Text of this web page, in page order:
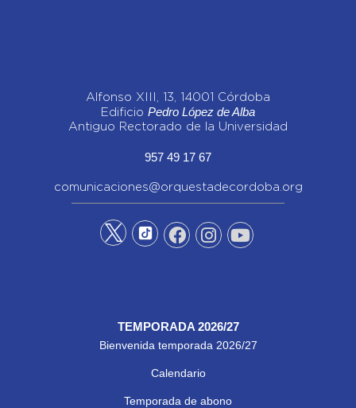
Alfonso XIII, 13, 14001 Córdoba
Edificio Pedro López de Alba
Antiguo Rectorado de la Universidad
957 49 17 67
comunicaciones@orquestadecordoba.org
TEMPORADA 2026/27
Bienvenida temporada 2026/27
Calendario
Temporada de abono